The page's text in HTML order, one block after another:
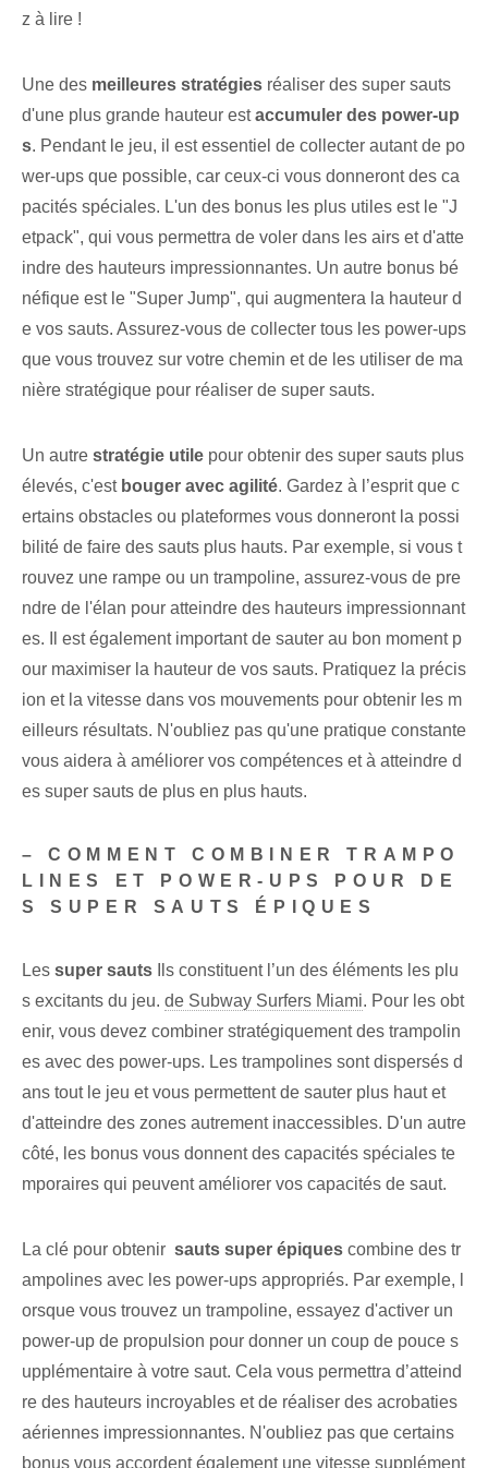
z à lire !
Une des meilleures stratégies réaliser des super sauts
d'une plus grande hauteur estaccumuler des power-up
s. Pendant le jeu, il est essentiel de collecter autant de po
wer-ups que possible, car ceux-ci vous donneront des ca
pacités spéciales. L'un des bonus les plus utiles est le "J
etpack", qui vous permettra de voler dans les airs et d'atte
indre des hauteurs impressionnantes. Un autre bonus bé
néfique est le "Super Jump", qui augmentera la hauteur d
e vos sauts. Assurez-vous de collecter tous les ⁢power-ups
que vous trouvez sur votre chemin et de les utiliser de ma
nière stratégique⁢ pour réaliser de super sauts.
Un autre stratégie utile pour obtenir des super sauts plus
élevés, c'est‌ bouger avec agilité. Gardez à l’esprit que c
ertains obstacles ou plateformes vous donneront la possi
bilité de faire des sauts plus hauts. Par exemple, si vous t
rouvez une rampe ou un trampoline, assurez-vous de pre
ndre de l'élan pour atteindre des hauteurs impressionnant
es. Il est également important de sauter au bon moment p
our maximiser la hauteur de vos sauts. Pratiquez la précis
ion⁢ et la vitesse dans vos mouvements pour obtenir les m
eilleurs résultats. N'oubliez pas qu'une pratique constante
vous aidera à améliorer vos compétences et à atteindre d
es super sauts de plus en plus hauts.
– COMMENT COMBINER TRAMPO
LINES ET POWER-UPS POUR DE
S SUPER SAUTS ÉPIQUES
Les super sauts Ils constituent l’un des éléments les plu
s excitants du jeu. de Subway Surfers Miami. Pour les obt
enir, vous devez combiner stratégiquement des trampolin
es avec des power-ups.‌ Les trampolines sont dispersés d
ans tout le jeu et vous permettent de sauter plus haut‌ et
d'atteindre des zones autrement inaccessibles. D'un autre
côté, les bonus vous donnent des capacités spéciales te
mporaires qui peuvent améliorer vos capacités de saut.
La clé pour obtenir ⁢ sauts super épiques ⁣combine des tr
ampolines avec les ‌power-ups‌ appropriés. Par exemple, l
orsque vous trouvez un trampoline, essayez d'activer un
power-up de propulsion pour donner un coup de pouce s
upplémentaire à votre saut. Cela vous permettra d’atteind
re des hauteurs incroyables et de réaliser des acrobaties
aériennes impressionnantes. ⁢N'oubliez pas que certains
bonus vous accordent également une vitesse supplément